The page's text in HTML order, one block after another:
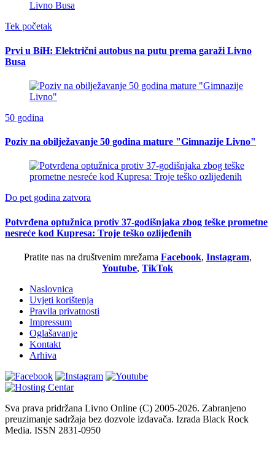
Tek početak
Prvi u BiH: Električni autobus na putu prema garaži Livno
Busa
50 godina
Poziv na obilježavanje 50 godina mature "Gimnazije Livno"
Do pet godina zatvora
Potvrđena optužnica protiv 37-godišnjaka zbog teške prometne
nesreće kod Kupresa: Troje teško ozlijeđenih
Pratite nas na društvenim mrežama Facebook, Instagram,
Youtube, TikTok
Naslovnica
Uvjeti korištenja
Pravila privatnosti
Impressum
Oglašavanje
Kontakt
Arhiva
Sva prava pridržana Livno Online (C) 2005-2026. Zabranjeno
preuzimanje sadržaja bez dozvole izdavača. Izrada Black Rock
Media. ISSN 2831-0950